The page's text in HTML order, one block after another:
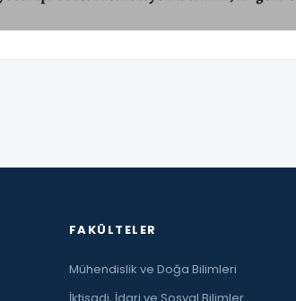
FAKÜLTELER
Mühendislik ve Doğa Bilimleri